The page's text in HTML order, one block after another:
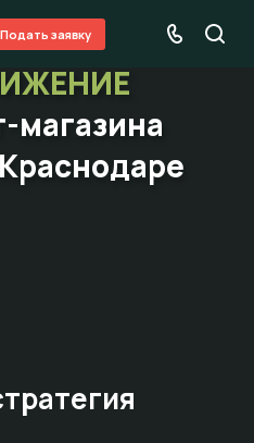
Подать заявку
магазина